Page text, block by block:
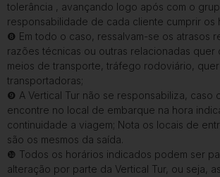
tolerância , avançando logo após com o
responsabilidade de cada cliente cumprir os
❽ Em todo o caso, ressalvam-se os atrasos
razões técnicas ou outras relacionadas quer
meios de transporte, tráfego rodoviário,
transportadoras;
❾ A Vertical Tur não se responsabiliza, caso
encontre no local de embarque na hora
continuidade a viagem; Nota os locais de
são os mesmos da saída.
❿ Todos os horários indicados podem ser
alteração por parte da Vertical Tur, ou seja,